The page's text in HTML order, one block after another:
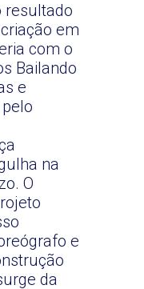
resultado
em
com o
Bailando
e
na
O
e
da